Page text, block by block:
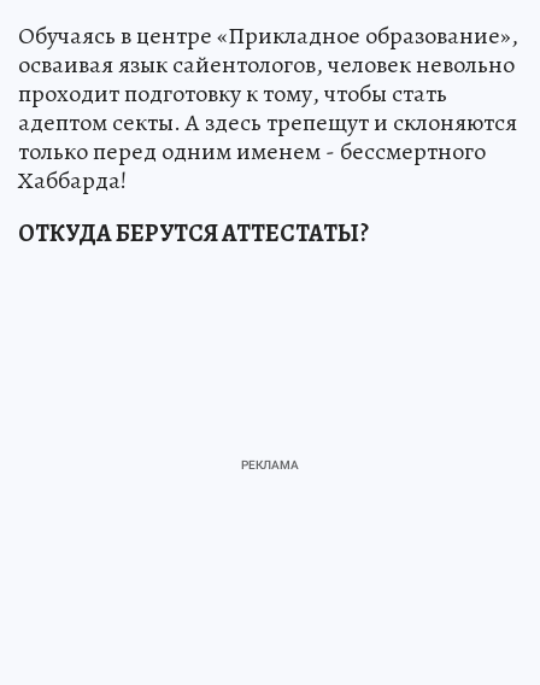
Обучаясь в центре «Прикладное образование»,
осваивая язык сайентологов, человек невольно
проходит подготовку к тому, чтобы стать
адептом секты. А здесь трепещут и склоняются
только перед одним именем - бессмертного
Хаббарда!
ОТКУДА БЕРУТСЯ АТТЕСТАТЫ?